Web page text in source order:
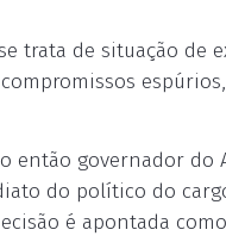
trata de situação de
espúrios,
então governador do
do político do
é apontada